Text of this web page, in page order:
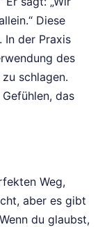
Diese
In der Praxis
des
schlagen.
das
Weg,
aber es gibt
du glaubst,